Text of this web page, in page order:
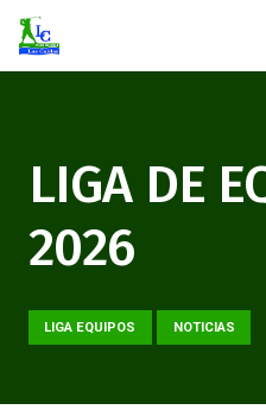
LIGA DE
2026
LIGA EQUIPOS NOTICIAS